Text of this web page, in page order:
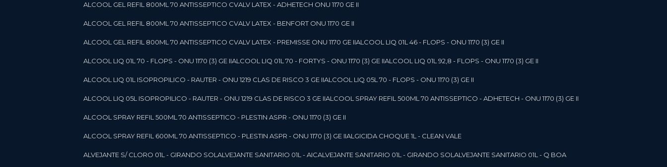
ALCOOL GEL REFIL 800ML 70 ANTISSEPTICO CVALV LATEX - ADHETECH ONU 1170 GE II
ALCOOL GEL REFIL 800ML 70 ANTISSEPTICO CVALV LATEX - BENFORT ONU 1170 GE II
ALCOOL GEL REFIL 800ML 70 ANTISSEPTICO CVALV LATEX - PREMISSE ONU 1170 GE II ALCOOL LIQ 01L 46 - FLOPS - ONU 1170 (3) GE II
ALCOOL LIQ 01L 70 - FLOPS - ONU 1170 (3) GE II ALCOOL LIQ 01L 70 - FORTYS - ONU 1170 (3) GE II ALCOOL LIQ 01L 92,8 - FLOPS - ONU 1170 (3) GE II
ALCOOL LIQ 01L ISOPROPILICO - RAUTER - ONU 1219 CLAS DE RISCO 3 GE II ALCOOL LIQ 05L 70 - FLOPS - ONU 1170 (3) GE II
ALCOOL LIQ 05L ISOPROPILICO - RAUTER - ONU 1219 CLAS DE RISCO 3 GE II ALCOOL SPRAY REFIL 500ML 70 ANTISSEPTICO - ADHETECH - ONU 1170 (3) GE II
ALCOOL SPRAY REFIL 500ML 70 ANTISSEPTICO - PLESTIN ASPR - ONU 1170 (3) GE II
ALCOOL SPRAY REFIL 600ML 70 ANTISSEPTICO - PLESTIN ASPR - ONU 1170 (3) GE II ALGICIDA CHOQUE 1L - CLEAN VALE
ALVEJANTE S/ CLORO 01L - GIRANDO SOL ALVEJANTE SANITARIO 01L - AIC ALVEJANTE SANITARIO 01L - GIRANDO SOL ALVEJANTE SANITARIO 01L - Q BOA